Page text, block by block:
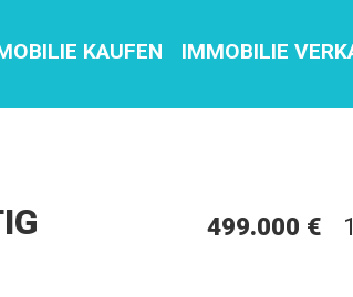
KAUFEN IMMOBILIE
499.000 €